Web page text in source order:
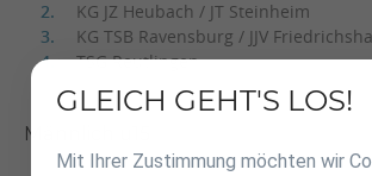
KG JZ Heubach / JT Steinheim
KG TSB Ravensburg / JJV
TSG Reutlingen
Männlich u15
Inhalt
GLEICH GEHT'S LOS!
Mit Ihrer Zustimmung möchten wir